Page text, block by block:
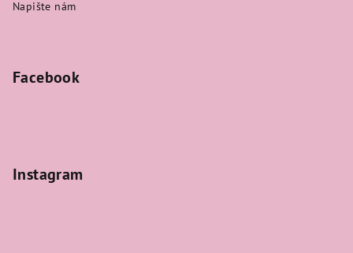
Napište nám
Facebook
Instagram